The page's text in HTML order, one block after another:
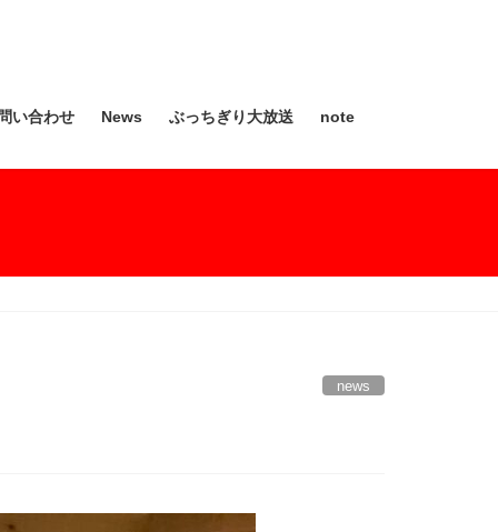
い合わせ News ぶっちぎり大放送 note
news